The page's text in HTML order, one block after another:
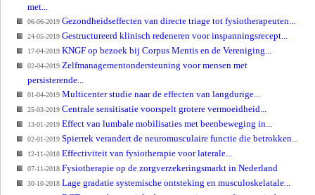
met...
06-06-2019 Gezondheidseffecten van directe triage tot fysiotherapeuten...
24-05-2019 Gestructureerd klinisch redeneren voor inspanningsrecept...
17-04-2019 KNGF op bezoek bij Corpus Mentis en de Vereniging...
02-04-2019 Zelfmanagementondersteuning voor mensen met
persisterende...
01-04-2019 Multicenter studie naar de effecten van langdurige...
25-03-2019 Centrale sensitisatie voorspelt grotere vermoeidheid...
13-01-2019 Effect van lumbale mobilisaties met beenbeweging in...
02-01-2019 Spierrek verandert de neuromusculaire functie die betrokken...
12-11-2018 Effectiviteit van fysiotherapie voor laterale...
07-11-2018 Fysiotherapie op de zorgverzekeringsmarkt in Nederland
30-10-2018 Lage gradatie systemische ontsteking en musculoskelatale...